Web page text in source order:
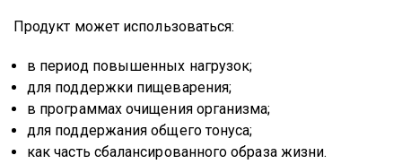
Продукт может использоваться:
в период повышенных нагрузок;
для поддержки пищеварения;
в программах очищения организма;
для поддержания общего тонуса;
как часть сбалансированного образа жизни.